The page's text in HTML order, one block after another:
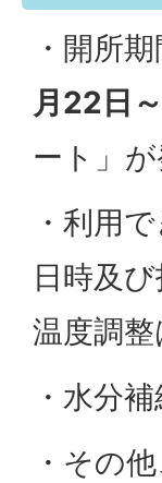
・開所
月22日
ート」
・利用
日時及
温度調整
・水分
・その